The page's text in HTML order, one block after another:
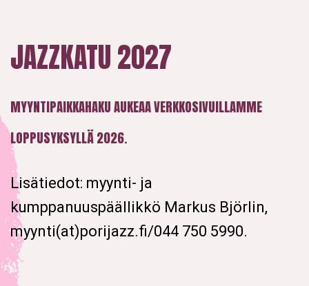
JAZZKATU 2027
MYYNTIPAIKKAHAKU AUKEAA VERKKOSIVUILLAMME
LOPPUSYKSYLLÄ 2026.
Lisätiedot: myynti- ja
kumppanuuspäällikkö Markus Björlin,
myynti(at)porijazz.fi/044 750 5990.